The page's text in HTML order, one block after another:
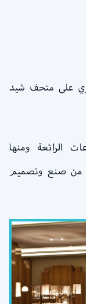
على متحف شيد
الرائعة ومنها
من صنع وتصميم